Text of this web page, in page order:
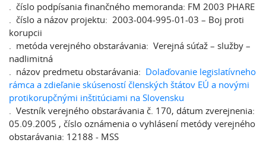
. číslo podpísania finančného memoranda: FM 2003 PHARE
. číslo a názov projektu: 2003-004-995-01-03 – Boj proti
korupcii
. metóda verejného obstarávania: Verejná súťaž – služby –
nadlimitná
. názov predmetu obstarávania: Dolaďovanie legislatívneho
rámca a zdieľanie skúseností členských štátov EÚ a novými
protikorupčnými inštitúciami na Slovensku
. Vestník verejného obstarávania č. 170, dátum zverejnenia:
05.09.2005 , číslo oznámenia o vyhlásení metódy verejného
obstarávania: 12188 - MSS